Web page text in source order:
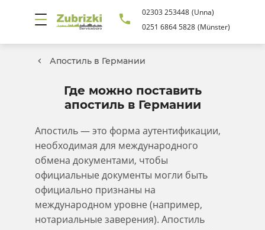
02303 253448 (Unna)
0251 6864 5828 (Münster)
Апостиль в Германии
Где можно поставить
апостиль в Германии
Апостиль — это форма аутентификации,
необходимая для международного
обмена документами, чтобы
официальные документы могли быть
официально признаны на
международном уровне (например,
нотариальные заверения). Апостиль